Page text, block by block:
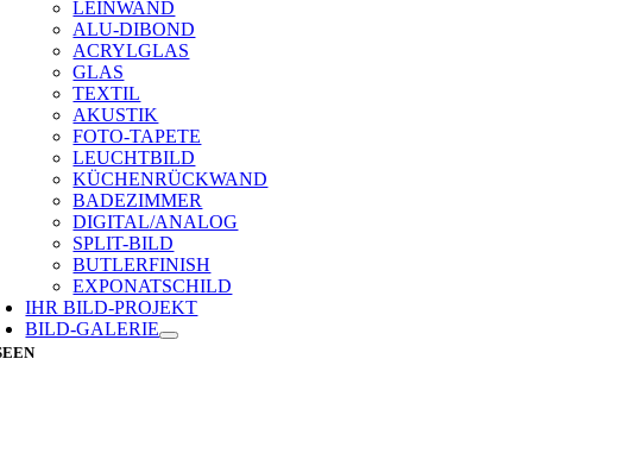
LEINWAND
ALU-DIBOND
ACRYLGLAS
GLAS
TEXTIL
AKUSTIK
FOTO-TAPETE
LEUCHTBILD
KÜCHENRÜCKWAND
BADEZIMMER
DIGITAL/ANALOG
SPLIT-BILD
BUTLERFINISH
EXPONATSCHILD
IHR BILD-PROJEKT
BILD-GALERIE